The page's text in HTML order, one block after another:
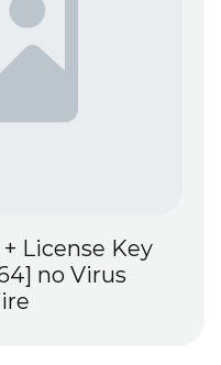
License Key
no Virus